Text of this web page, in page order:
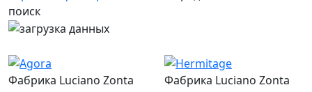
поиск
Фабрика Luciano Zonta
Фабрика Luciano Zonta